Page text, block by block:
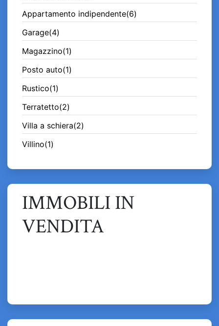
IMMOBILI IN
VENDITA
Appartamento indipendente(6)
Garage(4)
Magazzino(1)
Posto auto(1)
Rustico(1)
Terratetto(2)
Villa a schiera(2)
Villino(1)